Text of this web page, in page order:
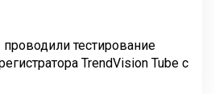
тестирование
TrendVision Tube с